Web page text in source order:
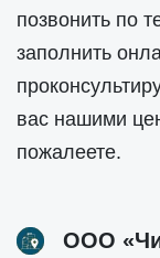
позвонить по
заполнить
вас нашими
пожалеете.
ООО